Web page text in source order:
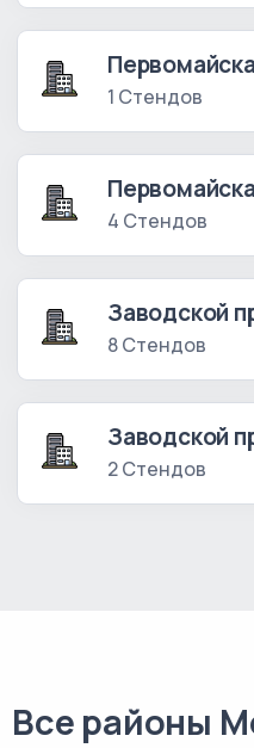
1 Стендов
4 Стендов
Заводской
8 Стендов
Заводской
2 Стендов
Все районы